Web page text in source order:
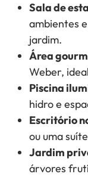
Sala de
ambientes
jardim.
Área
Weber,
Piscina
hidro e
Escritório
ou uma
Jardim
árvores